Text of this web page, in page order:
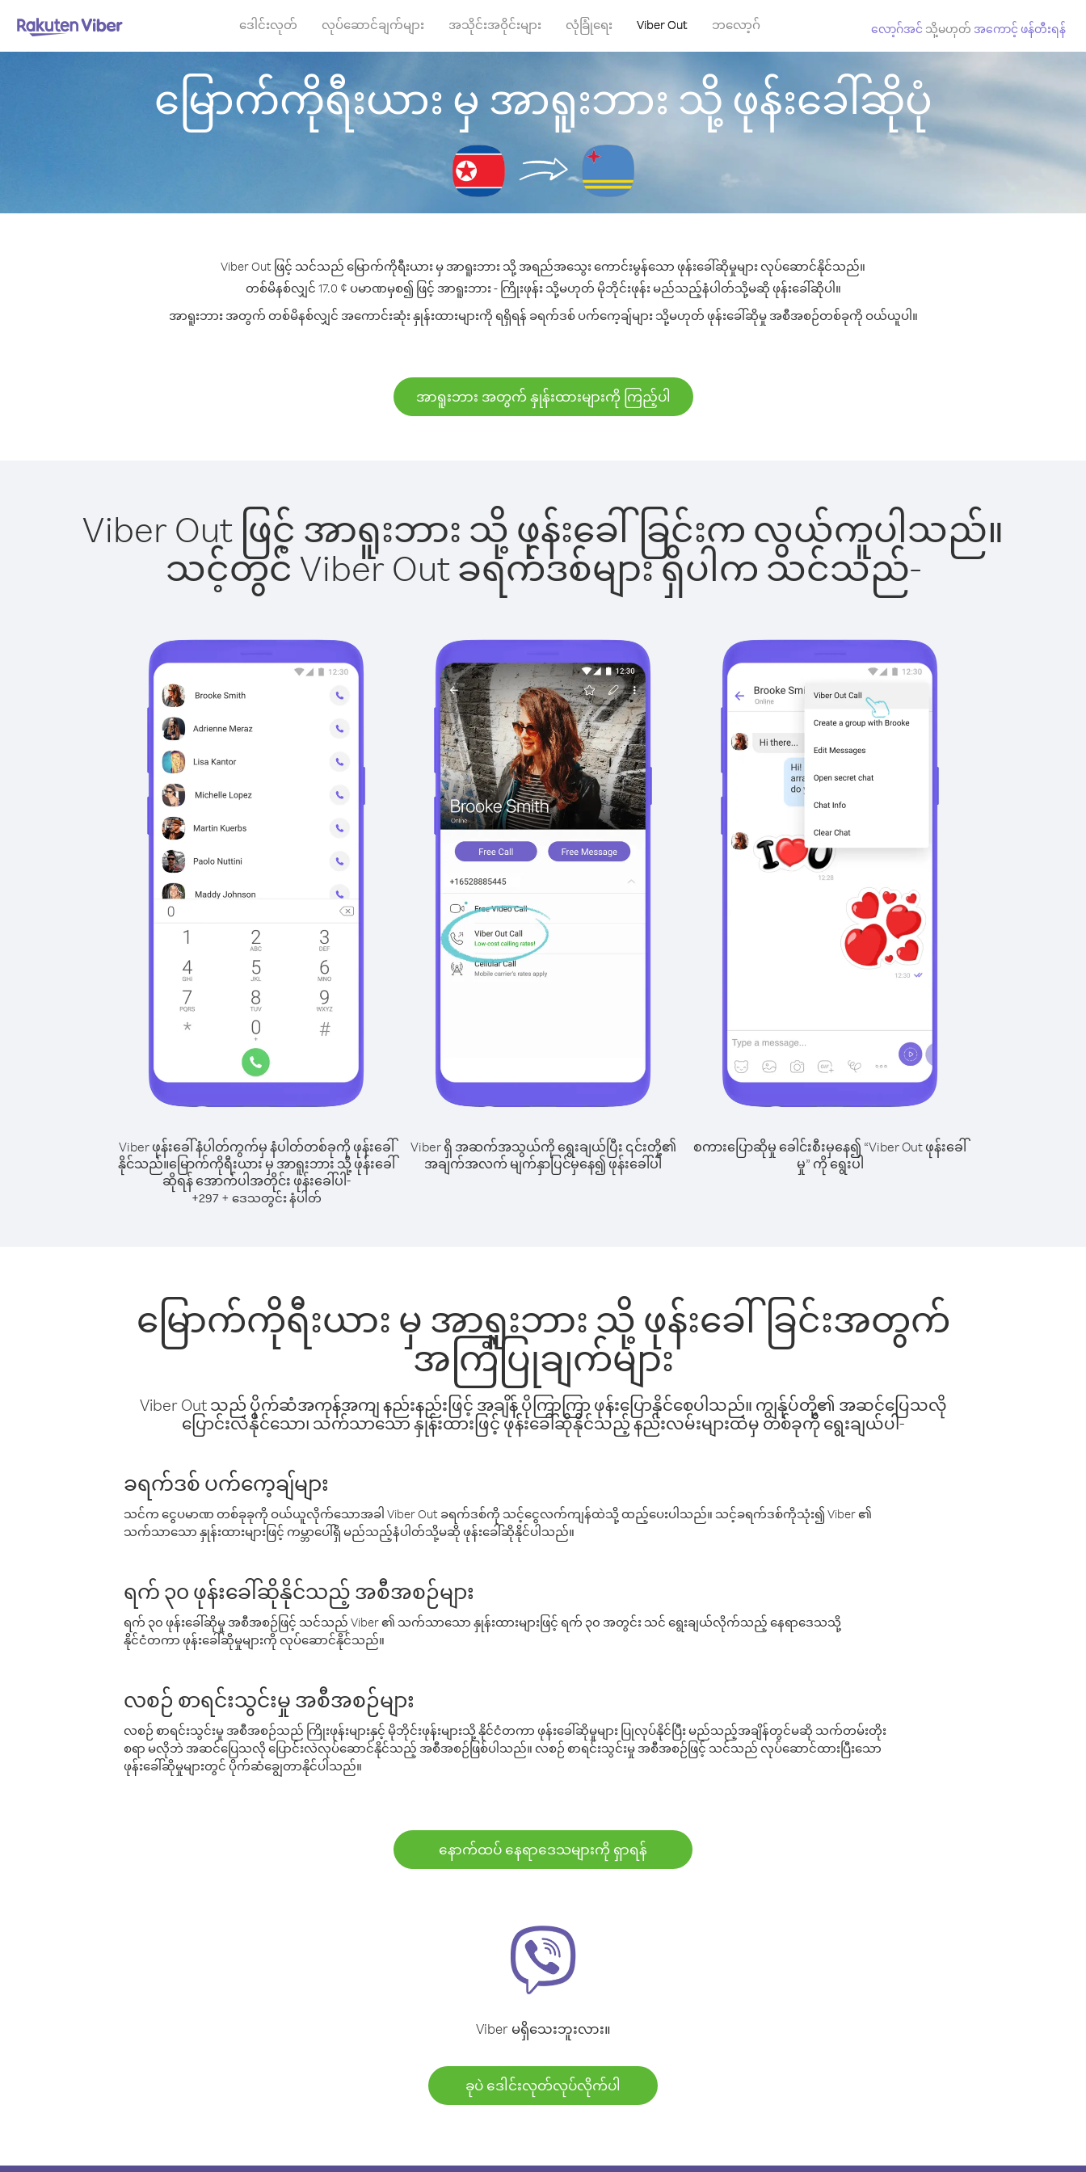
ဒေါင်းလုတ် လုပ်ဆောင်ချက်များ အသိုင်းအဝိုင်းများ လုံခြုံရေး Viber Out ဘလော့ဂ် လော့ဂ်အင် သို့မဟုတ် အကောင့် ဖန်တီးရန်
မြောက်ကိုရီးယား မှ အာရူးဘား သို့ ဖုန်းခေါ်ဆိုပုံ
Viber Out ဖြင့် သင်သည် မြောက်ကိုရီးယား မှ အာရူးဘား သို့ အရည်အသွေး ကောင်းမွန်သော ဖုန်းခေါ်ဆိုမှုများ လုပ်ဆောင်နိုင်သည်။
တစ်မိနစ်လျှင် 17.0 ¢ ပမာဏမှစ၍ ဖြင့် အာရူးဘား - ကြိုးဖုန်း သို့မဟုတ် မိုဘိုင်းဖုန်း မည်သည့်နံပါတ်သို့မဆို ဖုန်းခေါ်ဆိုပါ။
အာရူးဘား အတွက် တစ်မိနစ်လျှင် အကောင်းဆုံး နှုန်းထားများကို ရရှိရန် ခရက်ဒစ် ပက်ကေ့ချ်များ သို့မဟုတ် ဖုန်းခေါ်ဆိုမှု အစီအစဉ်တစ်ခုကို ဝယ်ယူပါ။
အာရူးဘား အတွက် နှုန်းထားများကို ကြည့်ပါ
Viber Out ဖြင့် အာရူးဘား သို့ ဖုန်းခေါ်ခြင်းက လွယ်ကူပါသည်။
သင့်တွင် Viber Out ခရက်ဒစ်များ ရှိပါက သင်သည်-
Viber ဖုန်းခေါ်နံပါတ်ကွက်မှ နံပါတ်တစ်ခုကို ဖုန်းခေါ်
နိုင်သည်။မြောက်ကိုရီးယား မှ အာရူးဘား သို့ ဖုန်းခေါ်
ဆိုရန် အောက်ပါအတိုင်း ဖုန်းခေါ်ပါ-
+297+ ဒေသတွင်း နံပါတ်
Viber ရှိ အဆက်အသွယ်ကို ရွေးချယ်ပြီး ၎င်းတို့၏
အချက်အလက် မျက်နှာပြင်မှနေ၍ ဖုန်းခေါ်ပါ
စကားပြောဆိုမှု ခေါင်းစီးမှနေ၍ “Viber Out ဖုန်းခေါ်
မှု” ကို ရွေးပါ
မြောက်ကိုရီးယား မှ အာရူးဘား သို့ ဖုန်းခေါ်ခြင်းအတွက်
အကြံပြုချက်များ
Viber Out သည် ပိုက်ဆံအကုန်အကျ နည်းနည်းဖြင့် အချိန် ပိုကြာကြာ ဖုန်းပြောနိုင်စေပါသည်။ ကျွန်ုပ်တို့၏ အဆင်ပြေသလို
ပြောင်းလဲနိုင်သော၊ သက်သာသော နှုန်းထားဖြင့် ဖုန်းခေါ်ဆိုနိုင်သည့် နည်းလမ်းများထဲမှ တစ်ခုကို ရွေးချယ်ပါ-
ခရက်ဒစ် ပက်ကေ့ချ်များ
သင်က ငွေပမာဏ တစ်ခုခုကို ဝယ်ယူလိုက်သောအခါ Viber Out ခရက်ဒစ်ကို သင့်ငွေလက်ကျန်ထဲသို့ ထည့်ပေးပါသည်။ သင့်ခရက်ဒစ်ကိုသုံး၍ Viber ၏
သက်သာသော နှုန်းထားများဖြင့် ကမ္ဘာပေါ်ရှိ မည်သည့်နံပါတ်သို့မဆို ဖုန်းခေါ်ဆိုနိုင်ပါသည်။
ရက် ၃၀ ဖုန်းခေါ်ဆိုနိုင်သည့် အစီအစဉ်များ
ရက် ၃၀ ဖုန်းခေါ်ဆိုမှု အစီအစဉ်ဖြင့် သင်သည် Viber ၏ သက်သာသော နှုန်းထားများဖြင့် ရက် ၃၀ အတွင်း သင် ရွေးချယ်လိုက်သည့် နေရာဒေသသို့
နိုင်ငံတကာ ဖုန်းခေါ်ဆိုမှုများကို လုပ်ဆောင်နိုင်သည်။
လစဉ် စာရင်းသွင်းမှု အစီအစဉ်များ
လစဉ် စာရင်းသွင်းမှု အစီအစဉ်သည် ကြိုးဖုန်းများနှင့် မိုဘိုင်းဖုန်းများသို့ နိုင်ငံတကာ ဖုန်းခေါ်ဆိုမှုများ ပြုလုပ်နိုင်ပြီး မည်သည့်အချိန်တွင်မဆို သက်တမ်းတိုး
စရာ မလိုဘဲ အဆင်ပြေသလို ပြောင်းလဲလုပ်ဆောင်နိုင်သည့် အစီအစဉ်ဖြစ်ပါသည်။ လစဉ် စာရင်းသွင်းမှု အစီအစဉ်ဖြင့် သင်သည် လုပ်ဆောင်ထားပြီးသော
ဖုန်းခေါ်ဆိုမှုများတွင် ပိုက်ဆံချွေတာနိုင်ပါသည်။
နောက်ထပ် နေရာဒေသများကို ရှာရန်
Viber မရှိသေးဘူးလား။
ခုပဲ ဒေါင်းလုတ်လုပ်လိုက်ပါ